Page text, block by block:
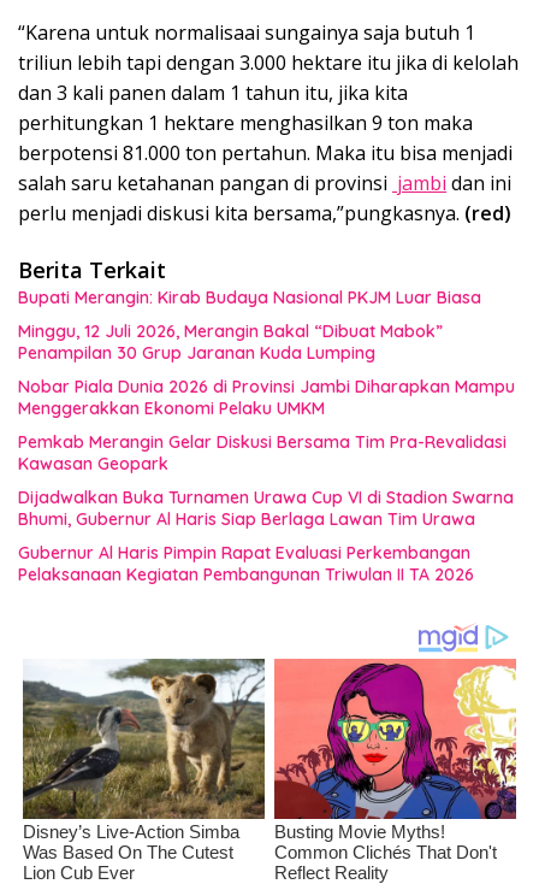
“Karena untuk normalisaai sungainya saja butuh 1
triliun lebih tapi dengan 3.000 hektare itu jika di kelolah
dan 3 kali panen dalam 1 tahun itu, jika kita
perhitungkan 1 hektare menghasilkan 9 ton maka
berpotensi 81.000 ton pertahun. Maka itu bisa menjadi
salah saru ketahanan pangan di provinsi jambi dan ini
perlu menjadi diskusi kita bersama,”pungkasnya. (red)
Berita Terkait
Bupati Merangin: Kirab Budaya Nasional PKJM Luar Biasa
Minggu, 12 Juli 2026, Merangin Bakal “Dibuat Mabok”
Penampilan 30 Grup Jaranan Kuda Lumping
Nobar Piala Dunia 2026 di Provinsi Jambi Diharapkan Mampu
Menggerakkan Ekonomi Pelaku UMKM
Pemkab Merangin Gelar Diskusi Bersama Tim Pra-Revalidasi
Kawasan Geopark
Dijadwalkan Buka Turnamen Urawa Cup VI di Stadion Swarna
Bhumi, Gubernur Al Haris Siap Berlaga Lawan Tim Urawa
Gubernur Al Haris Pimpin Rapat Evaluasi Perkembangan
Pelaksanaan Kegiatan Pembangunan Triwulan II TA 2026